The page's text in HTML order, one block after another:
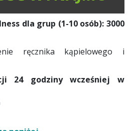
dla grup (1-10 osób): 3000
ręcznika kąpielowego i
24 godziny wcześniej w